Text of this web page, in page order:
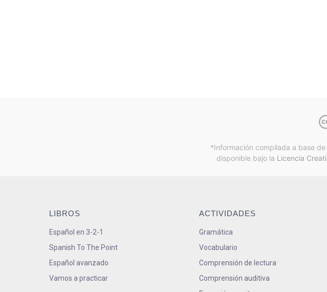
*Información compilada a base
disponible bajo la Licencia
LIBROS
Español en 3-2-1
Spanish To The Point
Español avanzado
Vamos a practicar
ACTIVIDADES
Gramática
Vocabulario
Comprensión de lectura
Comprensión auditiva